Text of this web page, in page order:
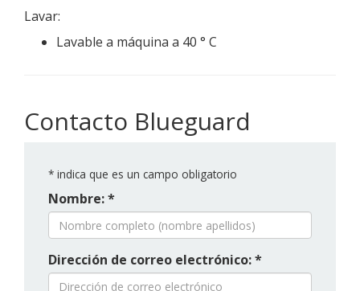
Lavar:
Lavable a máquina a 40 ° C
Contacto Blueguard
* indica que es un campo obligatorio
Nombre: *
Dirección de correo electrónico: *